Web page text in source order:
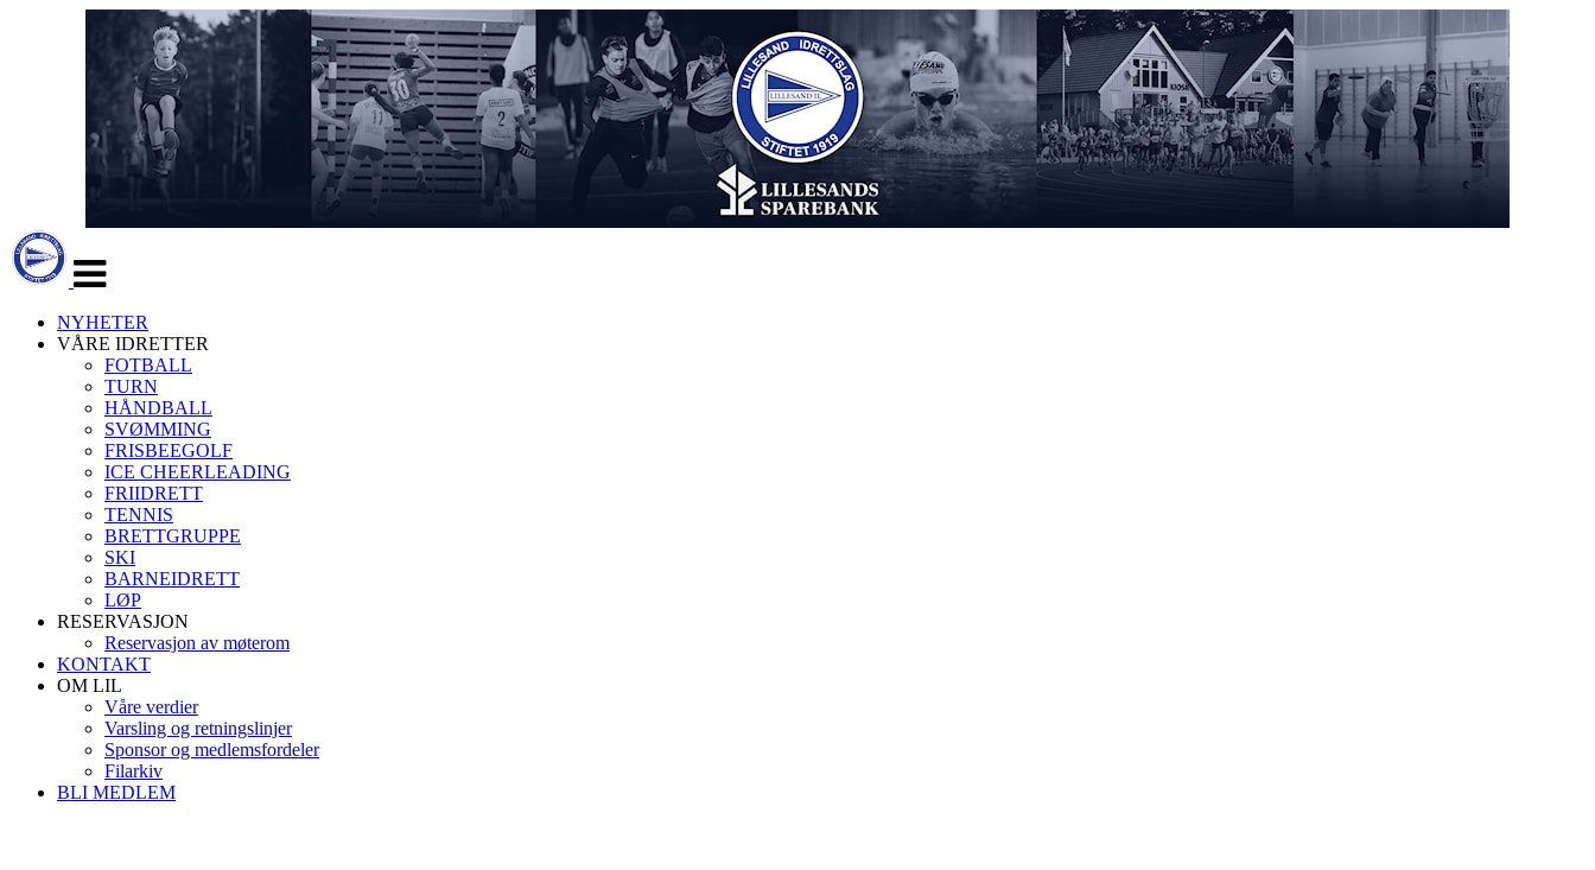
navigasjon
NYHETER
VÅRE IDRETTER
FOTBALL
TURN
HÅNDBALL
SVØMMING
FRISBEEGOLF
ICE CHEERLEADING
FRIIDRETT
TENNIS
BRETTGRUPPE
SKI
BARNEIDRETT
LØP
RESERVASJON
Reservasjon av møterom
KONTAKT
OM LIL
Våre verdier
Varsling og retningslinjer
Sponsor og medlemsfordeler
Filarkiv
BLI MEDLEM